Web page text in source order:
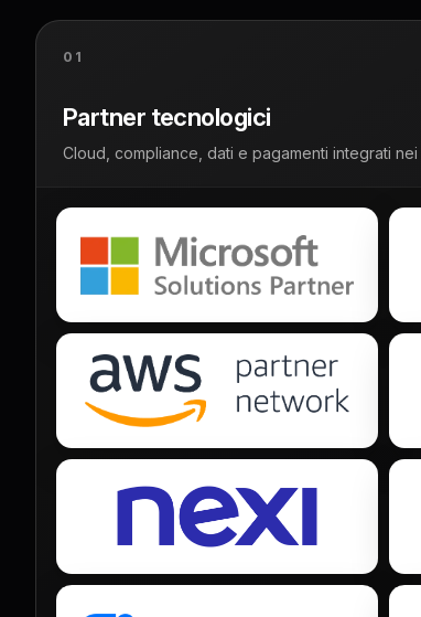
01
Partner tecnologici
Cloud, compliance, dati e pagamenti integrati